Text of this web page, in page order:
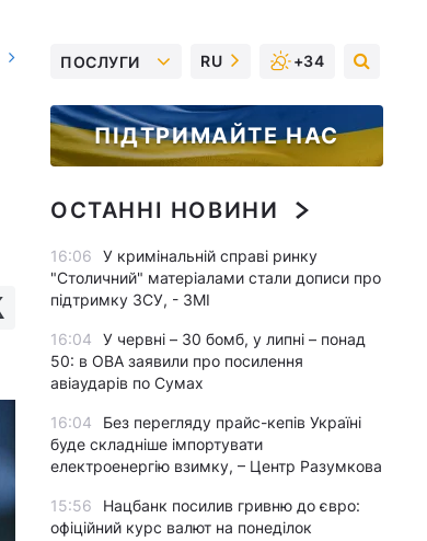
ПОСЛУГИ RU +34
ПІДТРИМАЙТЕ НАС
ОСТАННІ НОВИНИ
16:06
У кримінальній справі ринку
"Столичний" матеріалами стали дописи про
підтримку ЗСУ, - ЗМІ
16:04
У червні – 30 бомб, у липні – понад
50: в ОВА заявили про посилення
авіаударів по Сумах
16:04
Без перегляду прайс-кепів Україні
буде складніше імпортувати
електроенергію взимку, – Центр Разумкова
15:56
Нацбанк посилив гривню до євро:
офіційний курс валют на понеділок